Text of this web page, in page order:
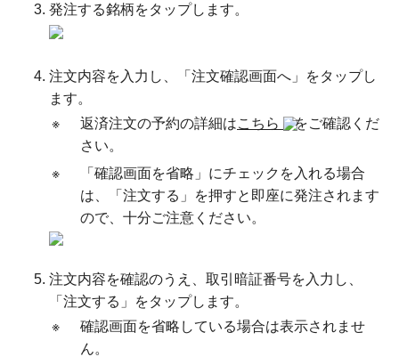
発注する銘柄をタップします。
注文内容を入力し、「注文確認画面へ」をタップし
ます。
※
返済注文の予約の詳細はこちら
をご確認くだ
さい。
※
「確認画面を省略」にチェックを入れる場合
は、「注文する」を押すと即座に発注されます
ので、十分ご注意ください。
注文内容を確認のうえ、取引暗証番号を入力し、
「注文する」をタップします。
※
確認画面を省略している場合は表示されませ
ん。